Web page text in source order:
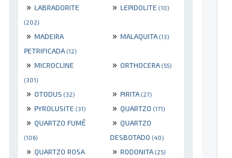
» LABRADORITE
(202)
» LEPIDOLITE (10)
» MADEIRA
PETRIFICADA (12)
» MALAQUITA (13)
» MICROCLINE
(301)
» ORTHOCERA (55)
» OTODUS (32) » PIRITA (27)
» PYROLUSITE (31) » QUARTZO (171)
» QUARTZO FUMÊ
(106)
» QUARTZO
DESBOTADO (40)
» QUARTZO ROSA » RODONITA (25)